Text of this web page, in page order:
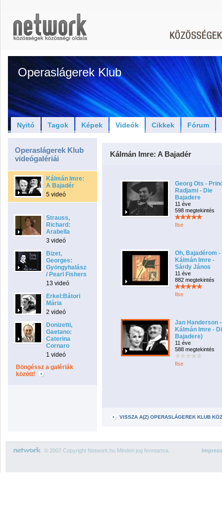
Operaslágerek Klub
Nyitó Tagok Képek Videók Cikkek Fórum
Operaslágerek Klub
videógalériái
Kálmán Imre:
A Bajadér
5 videó
Strauss,
Richard:
Arabella
3 videó
Bizet,
Georges:
Gyöngyhalászok
/ Pearl Fishers
13 videó
Erkel:Bátori
Mária
2 videó
Donizetti,
Gaetano:
Caterina
Cornaro
1 videó
Böngéssz a galériák
között!
Kálmán Imre: A Bajadér
Georg Ots -
Radjami - Die
Bajadere
11 éve
598 megtekintés
Ilse
Oh, Bajadérom -
Kálmán Imre -
Sárdy János
11 éve
882 megtekintés
Ilse
Jan Handerson -
Kálmán Imre -
Bajadere)
11 éve
588 megtekintés
Ilse
VISSZA A(Z) OPERASLÁGEREK KLUB
© 2007 Copyright Network.hu Minden jog fenntartva.